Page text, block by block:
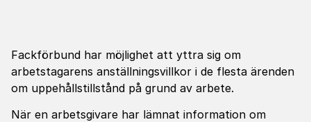
Fackförbund har möjlighet att yttra sig om
arbetstagarens anställningsvillkor i de flesta ärenden
om uppehållstillstånd på grund av arbete.
När en arbetsgivare har lämnat information om